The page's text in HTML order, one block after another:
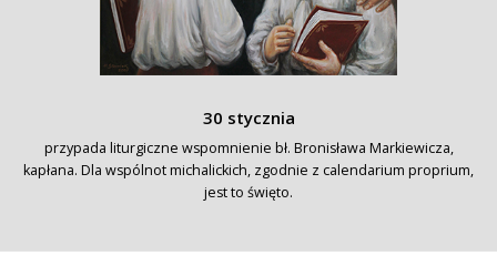
30 stycznia
przypada liturgiczne wspomnienie bł. Bronisława Markiewicza,
kapłana. Dla wspólnot michalickich, zgodnie z calendarium proprium,
jest to święto.